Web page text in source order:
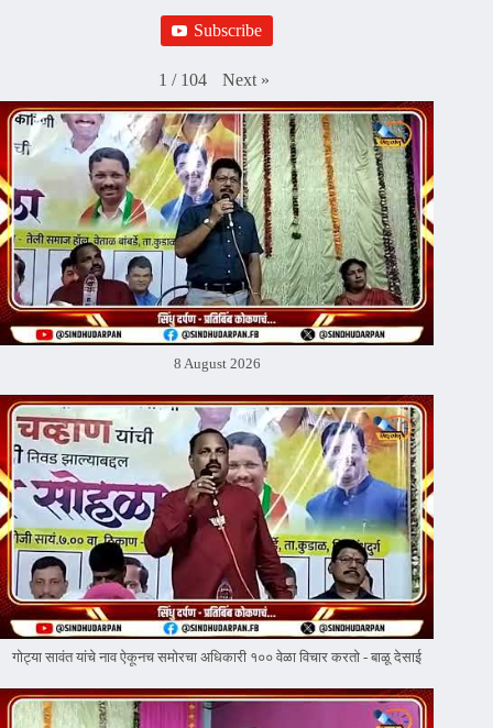
Subscribe
1 / 104 Next »
8 August 2026
गोट्या सावंत यांचे नाव ऐकूनच समोरचा अधिकारी १०० वेळा विचार करतो - बाळू देसाई